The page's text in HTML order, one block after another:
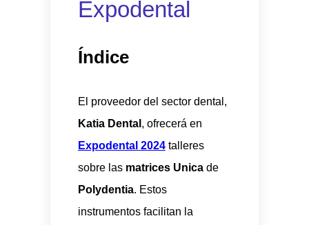
Expodental
Índice
El proveedor del sector dental,
Katia Dental , ofrecerá en
Expodental 2024talleres
sobre las matrices Unicade
Polydentia. Estos
instrumentos facilitan la